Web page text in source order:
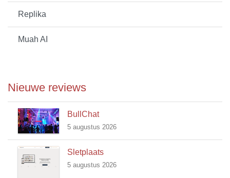
Replika
Muah AI
Nieuwe reviews
BullChat
5 augustus 2026
Sletplaats
5 augustus 2026